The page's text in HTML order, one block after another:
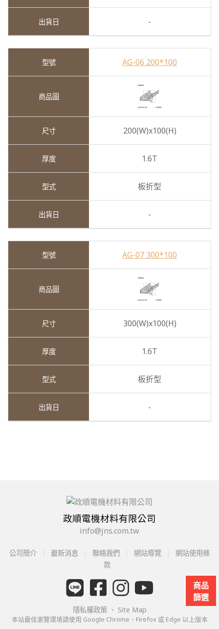
商品
篩選
-
AG-06 200*100
200(W)x100(H)
1.6T
板折型
-
AG-07 300*100
300(W)x100(H)
1.6T
板折型
-
政順電機材料有限公司
info@jns.com.tw
公司簡介 最新消息 聯絡我們 網站導覽
網站使用條
款
隱私權政策 、 Site Map
本站最佳瀏覽環境請使用 Google Chrome、Firefox 或 Edge 以上版本